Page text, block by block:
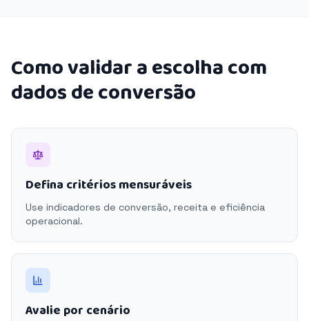
Como validar a escolha com
dados de conversão
Defina critérios mensuráveis
Use indicadores de conversão, receita e eficiência
operacional.
Avalie por cenário